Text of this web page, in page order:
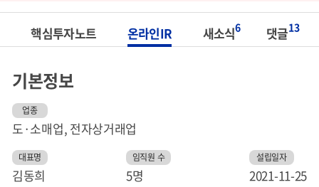
핵심투자노트 온라인IR 새소식6 댓글13
기본정보
업종
도·소매업, 전자상거래업
대표명
김동희
임직원 수
5명
설립일자
2021-11-25